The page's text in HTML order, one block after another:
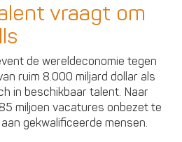
vraagt om
de wereldeconomie tegen
ruim 8.000 miljard dollar als
in beschikbaar talent. Naar
miljoen vacatures onbezet te
gekwalificeerde mensen.